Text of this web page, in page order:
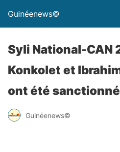
Guinéenews©
Syli National-CAN
Konkolet et
ont été
Guinéenews©